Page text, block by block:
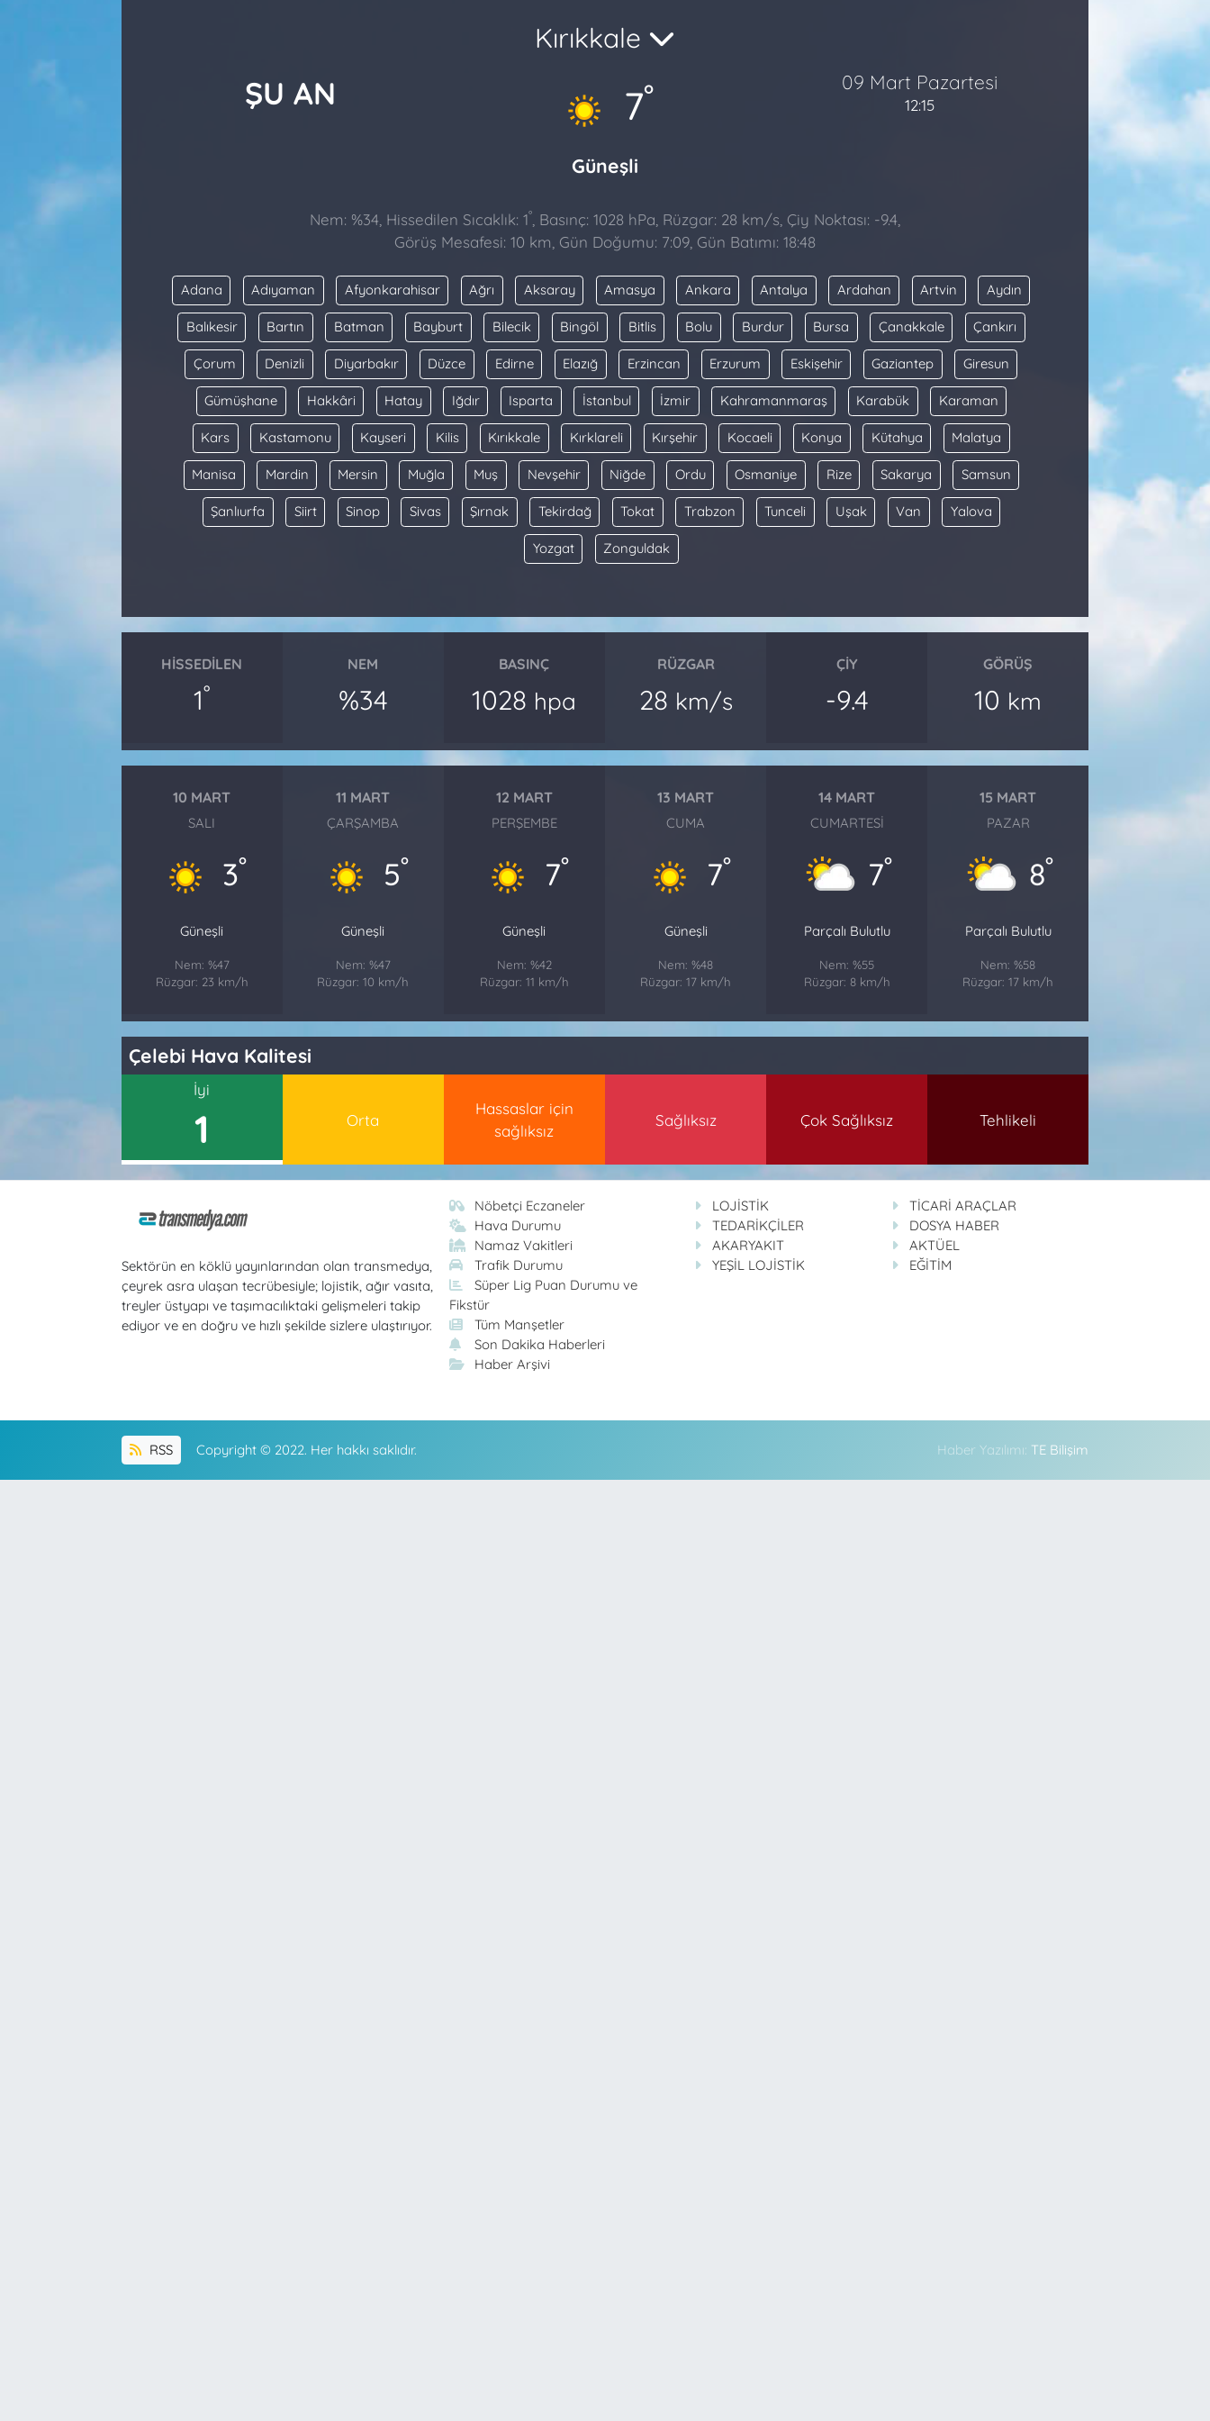
ŞU AN
Kırıkkale
7°
Güneşli
09 Mart Pazartesi
12:15
Nem: %34, Hissedilen Sıcaklık: 1° , Basınç: 1028 hPa, Rüzgar: 28 km/s, Çiy Noktası: -9.4,
Görüş Mesafesi: 10 km, Gün Doğumu: 7:09, Gün Batımı: 18:48
Adana Adıyaman Afyonkarahisar Ağrı Aksaray Amasya Ankara Antalya Ardahan Artvin Aydın
Balıkesir Bartın Batman Bayburt Bilecik Bingöl Bitlis Bolu Burdur Bursa Çanakkale Çankırı
Çorum Denizli Diyarbakır Düzce Edirne Elazığ Erzincan Erzurum Eskişehir Gaziantep Giresun
Gümüşhane Hakkâri Hatay Iğdır Isparta İstanbul İzmir Kahramanmaraş Karabük Karaman
Kars Kastamonu Kayseri Kilis Kırıkkale Kırklareli Kırşehir Kocaeli Konya Kütahya Malatya
Manisa Mardin Mersin Muğla Muş Nevşehir Niğde Ordu Osmaniye Rize Sakarya Samsun
Şanlıurfa Siirt Sinop Sivas Şırnak Tekirdağ Tokat Trabzon Tunceli Uşak Van Yalova
Yozgat Zonguldak
HISSEDILEN
1°
NEM
%34
BASINÇ
1028 hpa
RÜZGAR
28 km/s
ÇIY
-9.4
GÖRÜŞ
10 km
10 MART
SALI
3°
Güneşli
Nem: %47
Rüzgar: 23 km/h
11 MART
ÇARŞAMBA
5°
Güneşli
Nem: %47
Rüzgar: 10 km/h
12 MART
PERŞEMBE
7°
Güneşli
Nem: %42
Rüzgar: 11 km/h
13 MART
CUMA
7°
Güneşli
Nem: %48
Rüzgar: 17 km/h
14 MART
CUMARTESI
7°
Parçalı Bulutlu
Nem: %55
Rüzgar: 8 km/h
15 MART
PAZAR
8°
Parçalı Bulutlu
Nem: %58
Rüzgar: 17 km/h
Çelebi Hava Kalitesi
İyi
1 Orta
Hassaslar için
sağlıksız
Sağlıksız Çok Sağlıksız Tehlikeli
Sektörün en köklü yayınlarından olan transmedya,
çeyrek asra ulaşan tecrübesiyle; lojistik, ağır vasıta,
treyler üstyapı ve taşımacılıktaki gelişmeleri takip
ediyor ve en doğru ve hızlı şekilde sizlere ulaştırıyor.
Nöbetçi Eczaneler
Hava Durumu
Namaz Vakitleri
Trafik Durumu
Süper Lig Puan Durumu ve
Fikstür
Tüm Manşetler
Son Dakika Haberleri
Haber Arşivi
LOJİSTİK
TİCARİ ARAÇLAR
TEDARİKÇİLER
DOSYA HABER
AKARYAKIT
AKTÜEL
YEŞİL LOJİSTİK
EĞİTİM
RSS Copyright © 2022. Her hakkı saklıdır. Haber Yazılımı: TE Bilişim